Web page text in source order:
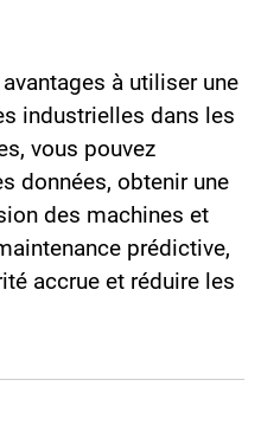
à utiliser une
industrielles dans les
vous pouvez
données, obtenir une
des machines et
prédictive,
accrue et réduire les